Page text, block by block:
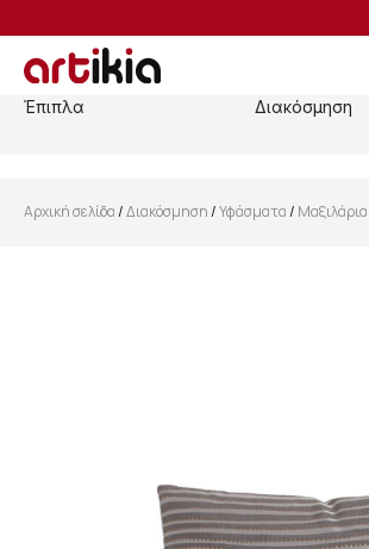
Έπιπλα Διακόσμηση
Αρχική σελίδα/Διακόσμηση/Υφάσματα/ Μαξιλάρια